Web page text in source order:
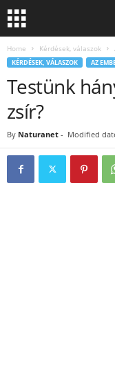
Home Kérdések, válaszok
KÉRDÉSEK, VÁLASZOK AZ
Testünk
zsír?
By Naturanet - Modified